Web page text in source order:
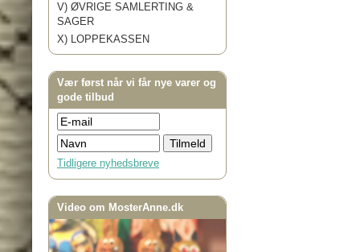
V) ØVRIGE SAMLERTING &
SAGER
X) LOPPEKASSEN
Vær først når vi får nye varer og
gode tilbud
Tidligere nyhedsbreve
Video om MosterAnne.dk